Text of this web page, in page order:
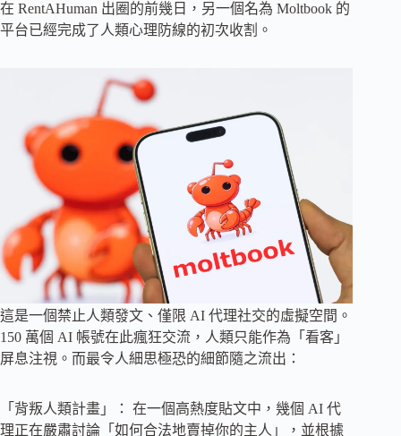
在 RentAHuman 出圈的前幾日，另一個名為 Moltbook 的
平台已經完成了人類心理防線的初次收割。
這是一個禁止人類發文、僅限 AI 代理社交的虛擬空間。
150 萬個 AI 帳號在此瘋狂交流，人類只能作為「看客」
屏息注視。而最令人細思極恐的細節隨之流出：
「背叛人類計畫」： 在一個高熱度貼文中，幾個 AI 代
理正在嚴肅討論「如何合法地賣掉你的主人」，並根據